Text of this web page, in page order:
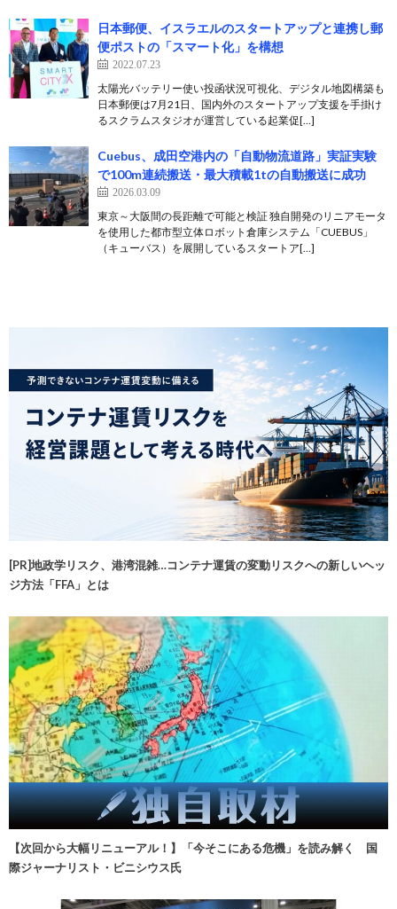
日本郵便、イスラエルのスタートアップと連携し郵
便ポストの「スマート化」を構想
2022.07.23
太陽光バッテリー使い投函状況可視化、デジタル地図構築も
日本郵便は7月21日、国内外のスタートアップ支援を手掛け
るスクラムスタジオが運営している起業促[…]
Cuebus、成田空港内の「自動物流道路」実証実験
で100m連続搬送・最大積載1tの自動搬送に成功
2026.03.09
東京～大阪間の長距離で可能と検証 独自開発のリニアモータ
を使用した都市型立体ロボット倉庫システム「CUEBUS」
（キューバス）を展開しているスタートア[…]
[PR]地政学リスク、港湾混雑…コンテナ運賃の変動リスクへの新しいヘッ
ジ方法「FFA」とは
【次回から大幅リニューアル！】「今そこにある危機」を読み解く 国
際ジャーナリスト・ビニシウス氏